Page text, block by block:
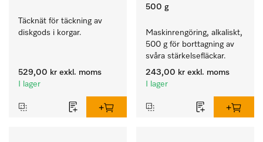
Täcknät för täckning av
diskgods i korgar.
529,00 kr exkl. moms
I lager
500 g
Maskinrengöring, alkaliskt,
500 g för borttagning av
svåra stärkelsefläckar.
243,00 kr exkl. moms
I lager